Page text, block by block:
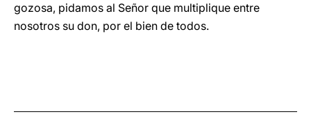
gozosa, pidamos al Señor que multiplique entre
nosotros su don, por el bien de todos.